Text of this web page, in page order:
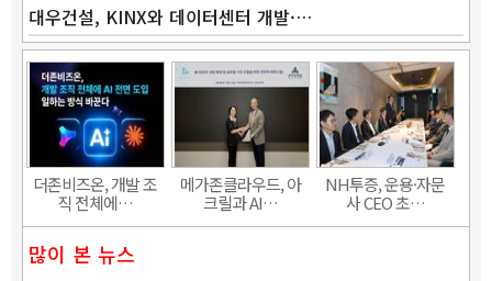
대우건설, KINX와 데이터센터 개발·…
더존비즈온, 개발 조
직 전체에…
메가존클라우드, 아
크릴과 AI…
NH투증, 운용·자문
사 CEO 초…
많이 본 뉴스